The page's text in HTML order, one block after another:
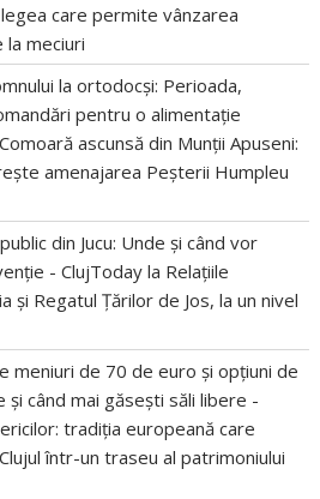
care permite vânzarea
la meciuri
la ortodocși: Perioada,
pentru o alimentație
Comoară ascunsă din Munții Apuseni:
amenajarea Peșterii Humpleu
din Jucu: Unde și când vor
- ClujToday la Relațiile
și Regatul Țărilor de Jos, la un nivel
meniuri de 70 de euro și opțiuni de
când mai găsești săli libere -
tradiția europeană care
într-un traseu al patrimoniului